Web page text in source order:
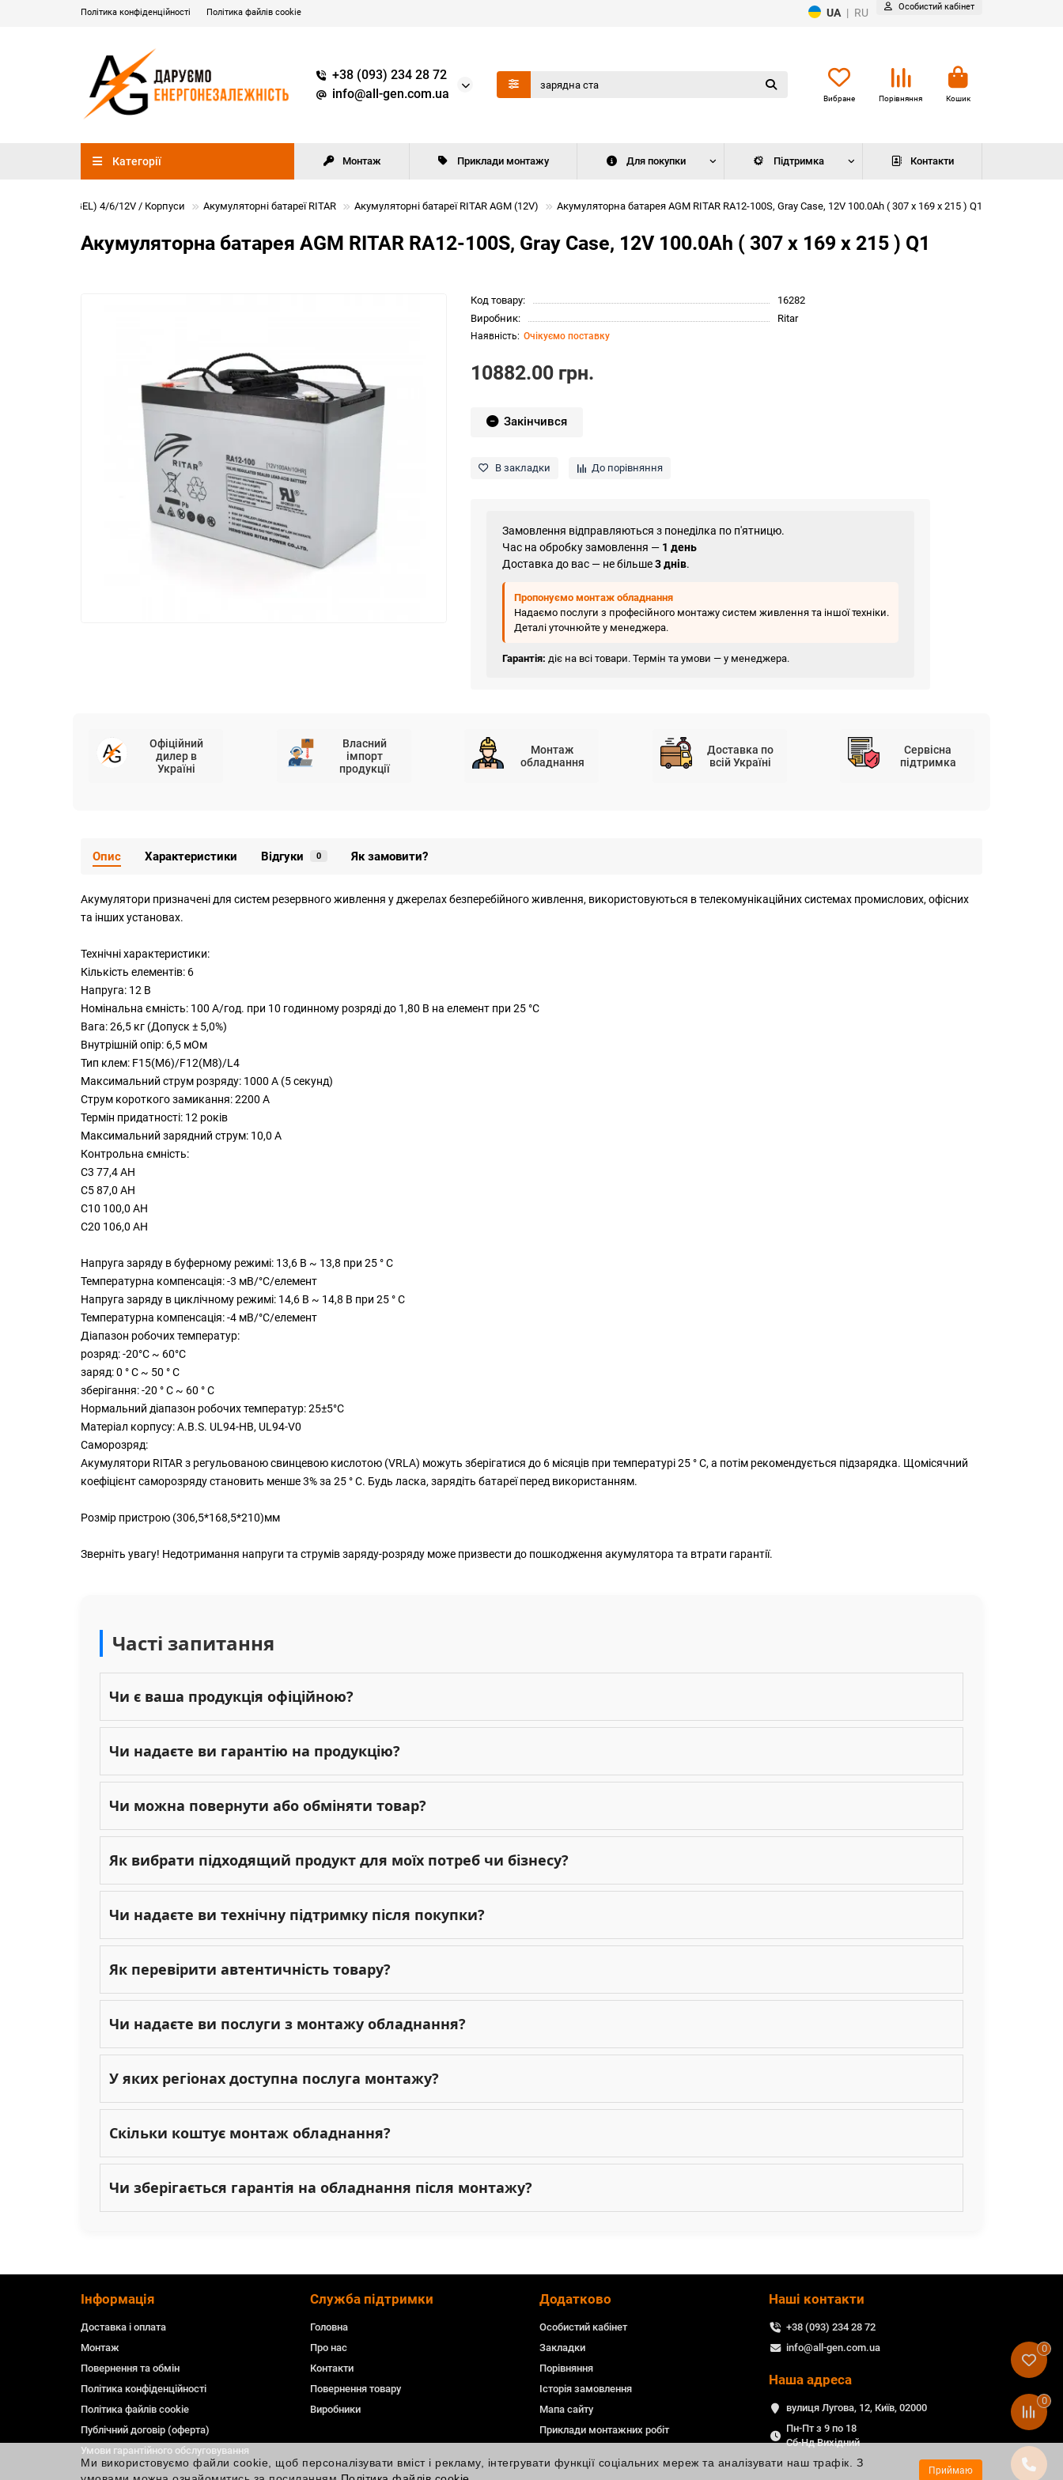
Політика конфіденційності Політика файлів cookie UA | RU Особистий кабінет
+38 (093) 234 28 72
info@all-gen.com.ua
Вибране Порівняння Кошик
Категорії Монтаж Приклади монтажу Для покупки Підтримка Контакти
корпуси (AGM/GEL) 4/6/12V / Корпуси Акумуляторні батареї RITAR Акумуляторні батареї RITAR AGM (12V) Акумуляторна батарея AGM RITAR RA12-100S, Gray Case, 12V 100.0Ah ( 307 x 169 x 215 ) Q1
Акумуляторна батарея AGM RITAR RA12-100S, Gray Case, 12V 100.0Ah ( 307 x 169 x 215 ) Q1
Код товару:
16282
Виробник:
Ritar
Очікуємо поставку
10882.00 грн.
Закінчився
В закладки До порівняння
Замовлення відправляються з понеділка по п'ятницю.
Час на обробку замовлення — 1 день
Доставка до вас — не більше3 днів.
Пропонуємо монтаж обладнання
Надаємо послуги з професійного монтажу систем живлення та іншої техніки.
Деталі уточнюйте у менеджера.
Гарантія: діє на всі товари. Термін та умови — у менеджера.
Офіційний
дилер в
Україні
Власний
імпорт
продукції
Монтаж
обладнання
Доставка по
всій Україні
Сервісна
підтримка
Опис Характеристики Відгуки 0 Як замовити?
Акумулятори призначені для систем резервного живлення у джерелах безперебійного живлення, використовуються в телекомунікаційних системах промислових, офісних
та інших установах.
Технічні характеристики:
Кількість елементів: 6
Напруга: 12 В
Номінальна ємність: 100 A/год. при 10 годинному розряді до 1,80 В на елемент при 25 °C
Вага: 26,5 кг (Допуск ± 5,0%)
Внутрішній опір: 6,5 мОм
Тип клем: F15(M6)/F12(M8)/L4
Максимальний струм розряду: 1000 А (5 секунд)
Струм короткого замикання: 2200 A
Термін придатності: 12 років
Максимальний зарядний струм: 10,0 A
Контрольна ємність:
C3 77,4 AH
C5 87,0 AH
C10 100,0 AH
C20 106,0 AH
Напруга заряду в буферному режимі: 13,6 В ~ 13,8 при 25 ° С
Температурна компенсація: -3 мВ/°C/елемент
Напруга заряду в циклічному режимі: 14,6 В ~ 14,8 В при 25 ° С
Температурна компенсація: -4 мВ/°C/елемент
Діапазон робочих температур:
розряд: -20°C ~ 60°C
заряд: 0 ° C ~ 50 ° C
зберігання: -20 ° C ~ 60 ° C
Нормальний діапазон робочих температур: 25±5°C
Матеріал корпусу: A.В.S. UL94-HB, UL94-V0
Саморозряд:
Акумулятори RITAR з регульованою свинцевою кислотою (VRLA) можуть зберігатися до 6 місяців при температурі 25 ° C, а потім рекомендується підзарядка. Щомісячний
коефіцієнт саморозряду становить менше 3% за 25 ° C. Будь ласка, зарядіть батареї перед використанням.
Розмір пристрою (306,5*168,5*210)мм
Зверніть увагу! Недотримання напруги та струмів заряду-розряду може призвести до пошкодження акумулятора та втрати гарантії.
Часті запитання
Чи є ваша продукція офіційною?
Чи надаєте ви гарантію на продукцію?
Чи можна повернути або обміняти товар?
Як вибрати підходящий продукт для моїх потреб чи бізнесу?
Чи надаєте ви технічну підтримку після покупки?
Як перевірити автентичність товару?
Чи надаєте ви послуги з монтажу обладнання?
У яких регіонах доступна послуга монтажу?
Скільки коштує монтаж обладнання?
Чи зберігається гарантія на обладнання після монтажу?
Ми використовуємо файли cookie, щоб персоналізувати вміст і рекламу, інтегрувати функції соціальних мереж та аналізувати наш трафік. З
Приймаю
Інформація
Доставка і оплата
Монтаж
Повернення та обмін
Політика конфіденційності
Політика файлів cookie
Публічний договір (оферта)
Умови гарантійного обслуговування
Служба підтримки
Головна
Про нас
Контакти
Повернення товару
Виробники
Додатково
Особистий кабінет
Закладки
Порівняння
Історія замовлення
Мапа сайту
Приклади монтажних робіт
Наші контакти
+38 (093) 234 28 72
info@all-gen.com.ua
Наша адреса
вулиця Лугова, 12, Київ, 02000
Пн-Пт з 9 по 18
Сб-Нд Вихідний
0
0